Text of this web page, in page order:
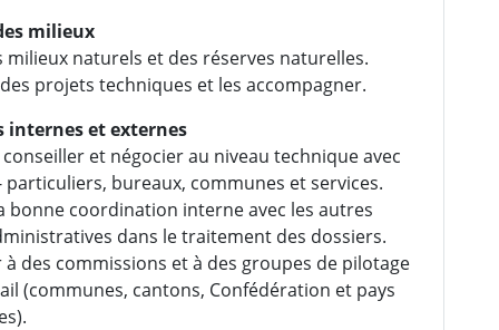
milieux
milieux naturels et des réserves naturelles.
projets techniques et les accompagner.
internes et externes
et négocier au niveau technique avec
particuliers, bureaux, communes et services.
bonne coordination interne avec les autres
dans le traitement des dossiers.
des commissions et à des groupes de pilotage
(communes, cantons, Confédération et pays